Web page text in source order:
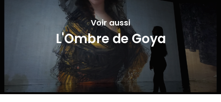
Voir aussi
L'Ombre de Goya